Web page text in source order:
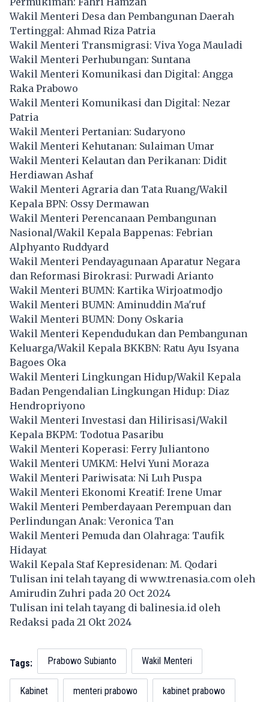
Wakil Menteri Desa dan Pembangunan Daerah
Tertinggal: Ahmad Riza Patria
Wakil Menteri Transmigrasi: Viva Yoga Mauladi
Wakil Menteri Perhubungan: Suntana
Wakil Menteri Komunikasi dan Digital: Angga
Raka Prabowo
Wakil Menteri Komunikasi dan Digital: Nezar
Patria
Wakil Menteri Pertanian: Sudaryono
Wakil Menteri Kehutanan: Sulaiman Umar
Wakil Menteri Kelautan dan Perikanan: Didit
Herdiawan Ashaf
Wakil Menteri Agraria dan Tata Ruang/Wakil
Kepala BPN: Ossy Dermawan
Wakil Menteri Perencanaan Pembangunan
Nasional/Wakil Kepala Bappenas: Febrian
Alphyanto Ruddyard
Wakil Menteri Pendayagunaan Aparatur Negara
dan Reformasi Birokrasi: Purwadi Arianto
Wakil Menteri BUMN: Kartika Wirjoatmodjo
Wakil Menteri BUMN: Aminuddin Ma'ruf
Wakil Menteri BUMN: Dony Oskaria
Wakil Menteri Kependudukan dan Pembangunan
Keluarga/Wakil Kepala BKKBN: Ratu Ayu Isyana
Bagoes Oka
Wakil Menteri Lingkungan Hidup/Wakil Kepala
Badan Pengendalian Lingkungan Hidup: Diaz
Hendropriyono
Wakil Menteri Investasi dan Hilirisasi/Wakil
Kepala BKPM: Todotua Pasaribu
Wakil Menteri Koperasi: Ferry Juliantono
Wakil Menteri UMKM: Helvi Yuni Moraza
Wakil Menteri Pariwisata: Ni Luh Puspa
Wakil Menteri Ekonomi Kreatif: Irene Umar
Wakil Menteri Pemberdayaan Perempuan dan
Perlindungan Anak: Veronica Tan
Wakil Menteri Pemuda dan Olahraga: Taufik
Hidayat
Wakil Kepala Staf Kepresidenan: M. Qodari
Tulisan ini telah tayang di www.trenasia.com oleh
Amirudin Zuhri pada 20 Oct 2024
Tulisan ini telah tayang dibalinesia.id oleh
Redaksi pada 21 Okt 2024
Tags: Prabowo Subianto Wakil Menteri
Kabinet menteri prabowo kabinet prabowo